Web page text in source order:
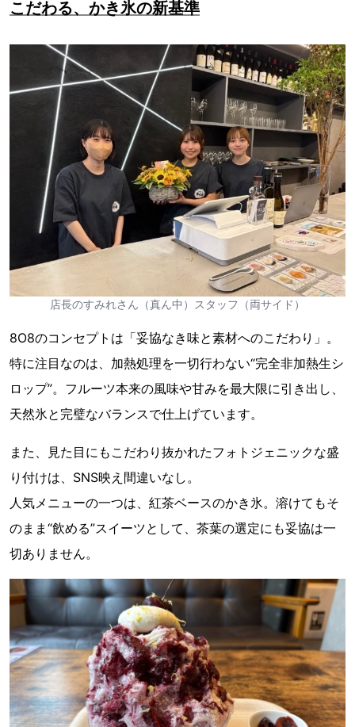
こだわる、かき氷の新基準
店長のすみれさん（真ん中）スタッフ（両サイド）
8O8のコンセプトは「妥協なき味と素材へのこだわり」。
特に注目なのは、加熱処理を一切行わない“完全非加熱生シ
ロップ”。フルーツ本来の風味や甘みを最大限に引き出し、
天然氷と完璧なバランスで仕上げています。
また、見た目にもこだわり抜かれたフォトジェニックな盛
り付けは、SNS映え間違いなし。
人気メニューの一つは、紅茶ベースのかき氷。溶けてもそ
のまま“飲める”スイーツとして、茶葉の選定にも妥協は一
切ありません。